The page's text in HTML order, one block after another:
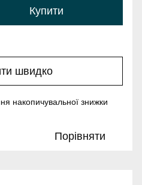
Купити
швидко
накопичувальної знижки
Порівняти